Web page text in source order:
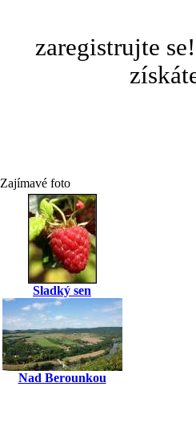
zaregistrujte
Zajímavé foto
Sladký sen
Nad Berounkou